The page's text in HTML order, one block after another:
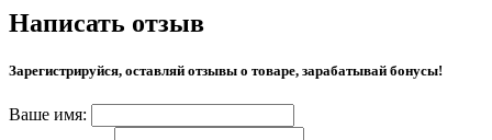
Написать отзыв
Зарегистрируйся, оставляй отзывы о товаре, зарабатывай бонусы!
Ваше имя: